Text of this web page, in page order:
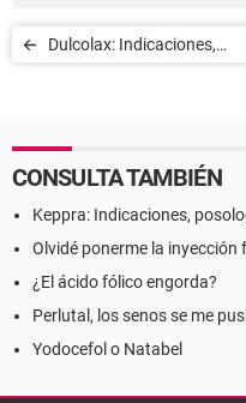
Dulcolax: Indicaciones,
CONSULTA TAMBIÉN
Keppra: Indicaciones,
Olvidé ponerme la inyección
¿El ácido fólico engorda?
Perlutal, los senos se me
Yodocefol o Natabel